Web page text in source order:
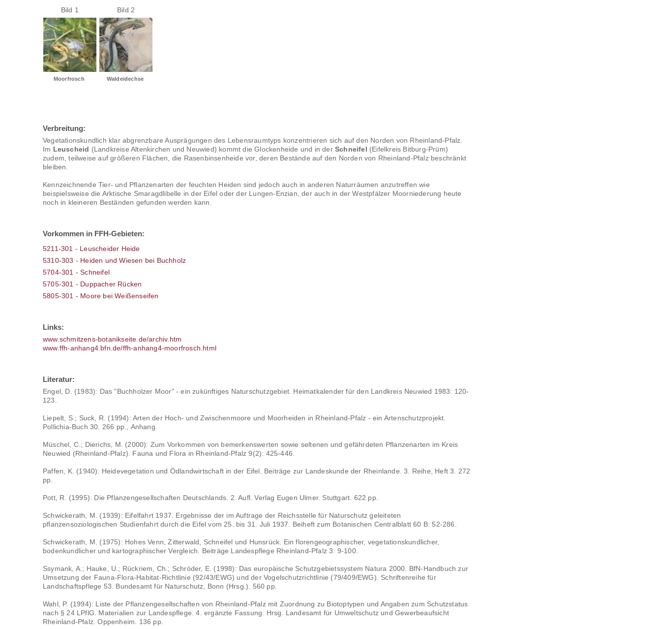
Bild 1
Moorfrosch
Bild 2
Waldeidechse
Verbreitung:
Vegetationskundlich klar abgrenzbare Ausprägungen des Lebensraumtyps konzentrieren sich auf den Norden von Rheinland-Pfalz.
Im Leuscheid (Landkreise Altenkirchen und Neuwied) kommt die Glockenheide und in derSchneifel
(Eifelkreis Bitburg-Prüm)
zudem, teilweise auf größeren Flächen, die Rasenbinsenheide vor, deren Bestände auf den Norden von Rheinland-Pfalz beschränkt
bleiben.
Kennzeichnende Tier- und Pflanzenarten der feuchten Heiden sind jedoch auch in anderen Naturräumen anzutreffen wie
beispielsweise die Arktische Smaragdlibelle in der Eifel oder der Lungen-Enzian, der auch in der Westpfälzer Moorniederung heute
noch in kleineren Beständen gefunden werden kann.
Vorkommen in FFH-Gebieten:
5211-301 - Leuscheider Heide
5310-303 - Heiden und Wiesen bei Buchholz
5704-301 - Schneifel
5705-301 - Duppacher Rücken
5805-301 - Moore bei Weißenseifen
Links:
www.schmitzens-botanikseite.de/archiv.htm
www.ffh-anhang4.bfn.de/ffh-anhang4-moorfrosch.html
Literatur:
Engel, D. (1983): Das "Buchholzer Moor" - ein zukünftiges Naturschutzgebiet. Heimatkalender für den Landkreis Neuwied 1983: 120-
123.
Liepelt, S.; Suck, R. (1994): Arten der Hoch- und Zwischenmoore und Moorheiden in Rheinland-Pfalz - ein Artenschutzprojekt.
Pollichia-Buch 30. 266 pp., Anhang.
Müschel, C.; Dierichs, M. (2000): Zum Vorkommen von bemerkenswerten sowie seltenen und gefährdeten Pflanzenarten im Kreis
Neuwied (Rheinland-Pfalz). Fauna und Flora in Rheinland-Pfalz 9(2): 425-446.
Paffen, K. (1940): Heidevegetation und Ödlandwirtschaft in der Eifel. Beiträge zur Landeskunde der Rheinlande. 3. Reihe, Heft 3. 272
pp.
Pott, R. (1995): Die Pflanzengesellschaften Deutschlands. 2. Aufl. Verlag Eugen Ulmer. Stuttgart. 622 pp.
Schwickerath, M. (1939): Eifelfahrt 1937. Ergebnisse der im Auftrage der Reichsstelle für Naturschutz geleiteten
pflanzensoziologischen Studienfahrt durch die Eifel vom 25. bis 31. Juli 1937. Beiheft zum Botanischen Centralblatt 60 B: 52-286.
Schwickerath, M. (1975): Hohes Venn, Zitterwald, Schneifel und Hunsrück. Ein florengeographischer, vegetationskundlicher,
bodenkundlicher und kartographischer Vergleich. Beiträge Landespflege Rheinland-Pfalz 3: 9-100.
Ssymank, A.; Hauke, U.; Rückriem, Ch.; Schröder, E. (1998): Das europäische Schutzgebietssystem Natura 2000. BfN-Handbuch zur
Umsetzung der Fauna-Flora-Habitat-Richtlinie (92/43/EWG) und der Vogelschutzrichtlinie (79/409/EWG). Schriftenreihe für
Landschaftspflege 53. Bundesamt für Naturschutz, Bonn (Hrsg.). 560 pp.
Wahl, P. (1994): Liste der Pflanzengesellschaften von Rheinland-Pfalz mit Zuordnung zu Biotoptypen und Angaben zum Schutzstatus
nach § 24 LPflG. Materialien zur Landespflege. 4. ergänzte Fassung. Hrsg. Landesamt für Umweltschutz und Gewerbeaufsicht
Rheinland-Pfalz. Oppenheim. 136 pp.